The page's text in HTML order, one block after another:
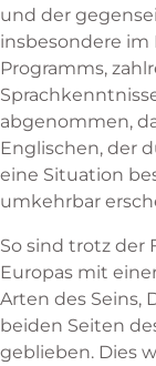
und der
insbesondere im
Programms,
abgenommen,
Englischen, der
eine Situation
umkehrbar
So sind trotz der
Europas mit
Arten des Seins,
beiden Seiten
geblieben. Dies